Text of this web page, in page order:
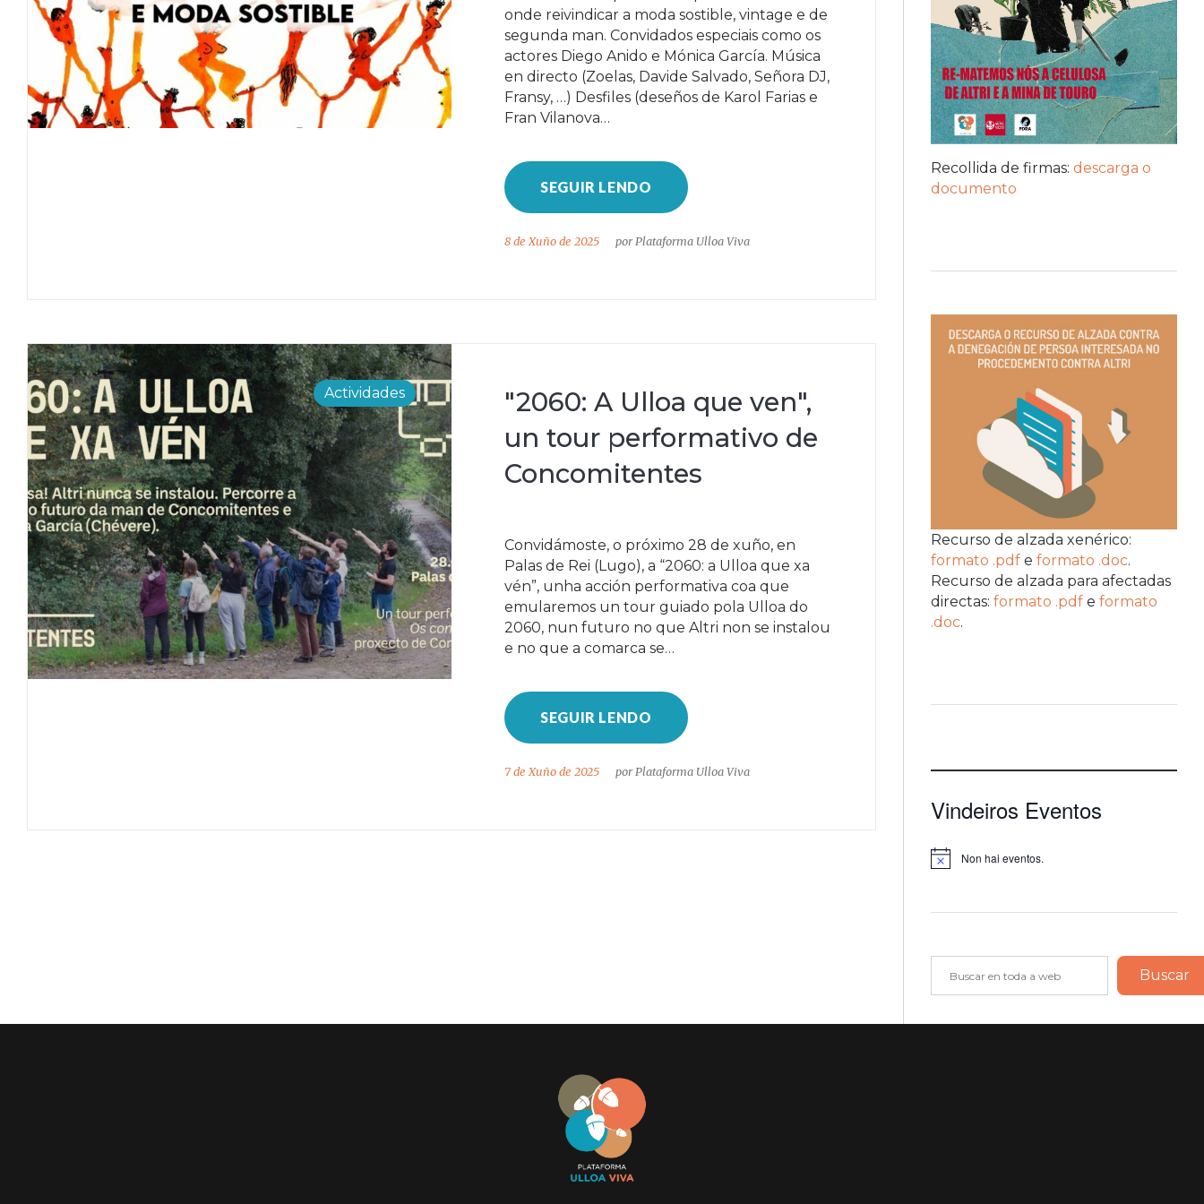
onde reivindicar a moda sostible, vintage e de
segunda man. Convidados especiais como os
actores Diego Anido e Mónica García. Música
en directo (Zoelas, Davide Salvado, Señora DJ,
Fransy, …) Desfiles (deseños de Karol Farias e
Fran Vilanova…
SEGUIR LENDO
8 de Xuño de 2025 porPlataforma Ulloa Viva
Actividades
"2060: A Ulloa que ven",
un tour performativo de
Concomitentes
Convidámoste, o próximo 28 de xuño, en
Palas de Rei (Lugo), a “2060: a Ulloa que xa
vén”, unha acción performativa coa que
emularemos un tour guiado pola Ulloa do
2060, nun futuro no que Altri non se instalou
e no que a comarca se…
SEGUIR LENDO
7 de Xuño de 2025 porPlataforma Ulloa Viva
Recollida de firmas: descarga o
documento
Recurso de alzada xenérico:
formato .pdf e formato .doc.
Recurso de alzada para afectadas
directas: formato .pdf e formato
.doc.
Vindeiros Eventos
Notice Non hai eventos.
Buscar